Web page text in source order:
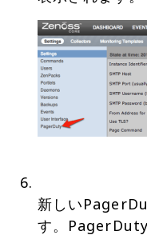
新しい
す。